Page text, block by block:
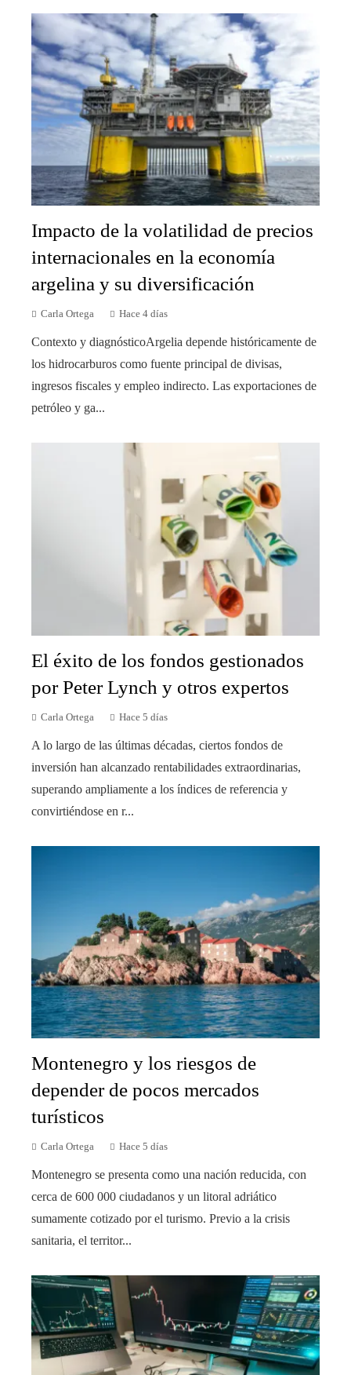
Impacto de la volatilidad de precios
internacionales en la economía
argelina y su diversificación
Carla Ortega Hace 4 días
Contexto y diagnósticoArgelia depende históricamente de
los hidrocarburos como fuente principal de divisas,
ingresos fiscales y empleo indirecto. Las exportaciones de
petróleo y ga...
El éxito de los fondos gestionados
por Peter Lynch y otros expertos
Carla Ortega Hace 5 días
A lo largo de las últimas décadas, ciertos fondos de
inversión han alcanzado rentabilidades extraordinarias,
superando ampliamente a los índices de referencia y
convirtiéndose en r...
Montenegro y los riesgos de
depender de pocos mercados
turísticos
Carla Ortega Hace 5 días
Montenegro se presenta como una nación reducida, con
cerca de 600 000 ciudadanos y un litoral adriático
sumamente cotizado por el turismo. Previo a la crisis
sanitaria, el territor...